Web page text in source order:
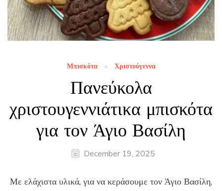
Μπισκότα Χριστούγεννα
Πανεύκολα
χριστουγεννιάτικα μπισκότα
για τον Άγιο Βασίλη
December 19, 2025
Με ελάχιστα υλικά, για να κεράσουμε τον Άγιο Βασίλη,